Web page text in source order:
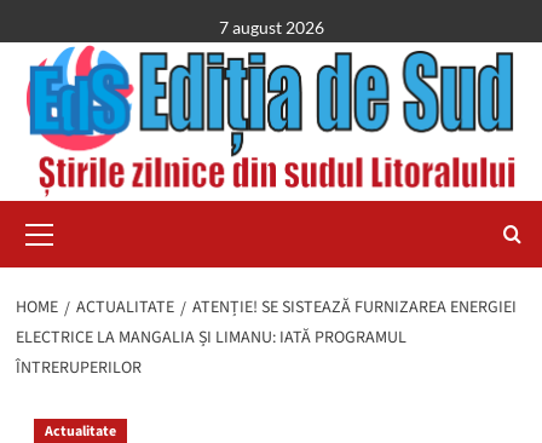
to
content
7 august 2026
Menu
HOME ACTUALITATE
ATENȚIE! SE SISTEAZĂ FURNIZAREA ENERGIEI
ELECTRICE LA MANGALIA ȘI LIMANU: IATĂ PROGRAMUL
ÎNTRERUPERILOR
Actualitate